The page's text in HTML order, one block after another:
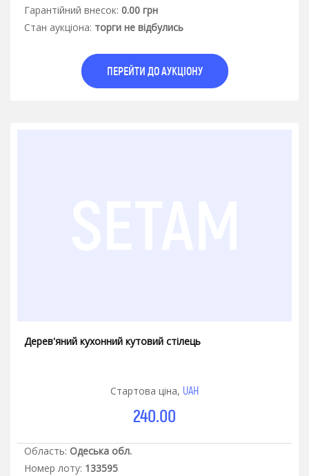
Гарантiйний внесок: 0.00 грн
Стан аукцiона: торги не відбулись
ПЕРЕЙТИ ДО АУКЦІОНУ
Дерев'яний кухонний кутовий стілець
Стартова ціна, UAH
240.00
Область: Одеська обл.
Номер лоту: 133595